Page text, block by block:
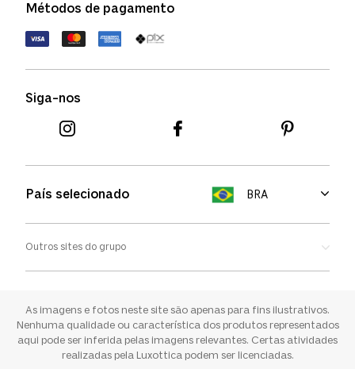
FAQs
Política de devolução
Termos de uso
Métodos de pagamento
Siga-nos
País selecionado BRA
Outros sites do grupo
Ray-ban
Sunglass Hut
As imagens e fotos neste site são apenas para fins ilustrativos.
Nenhuma qualidade ou característica dos produtos representados
aqui pode ser inferida pelas imagens relevantes. Certas atividades
realizadas pela Luxottica podem ser licenciadas.